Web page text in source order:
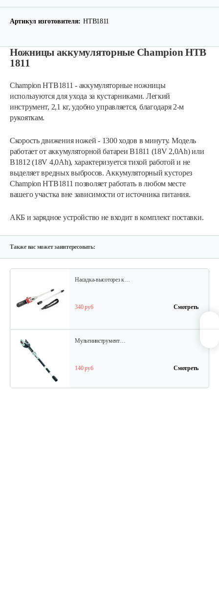
Артикул изготовителя: HTB1811
Ножницы аккумуляторные Champion HTB
1811
Champion HTB1811 - аккумуляторные ножницы
используются для ухода за кустарниками. Легкий
инструмент, 2,1 кг, удобно управляется, благодаря 2-м
рукояткам.
Скорость движения ножей - 1300 ходов в минуту. Модель
работает от аккумуляторной батареи B1811 (18V 2,0Ah) или
B1812 (18V 4,0Ah), характеризуется тихой работой и не
выделяет вредных выбросов. Аккумуляторный кусторез
Champion HTB1811 позволяет работать в любом месте
вашего участка вне зависимости от источника питания.
АКБ и зарядное устройство не входит в комплект поставки.
Также вас может заинтересовать:
Аккумуляторные ножницы AL-KO GS…
325 руб Смотреть
Кусторез аккумуляторный AL-KO HT…
270 руб
Насадка-высоторез к…
340 руб Смотреть
Мультиинструмент…
140 руб Смотреть